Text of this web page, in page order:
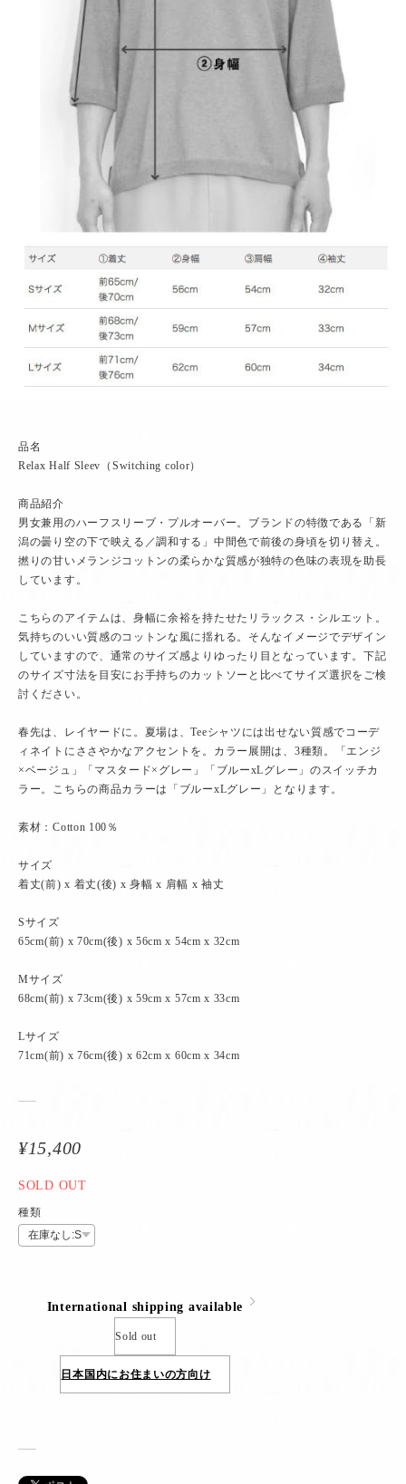
品名
Relax Half Sleev（Switching color）
商品紹介
男女兼用のハーフスリーブ・プルオーバー。ブランドの特徴である「新
潟の曇り空の下で映える／調和する」中間色で前後の身頃を切り替え。
撚りの甘いメランジコットンの柔らかな質感が独特の色味の表現を助長
しています。
こちらのアイテムは、身幅に余裕を持たせたリラックス・シルエット。
気持ちのいい質感のコットンな風に揺れる。そんなイメージでデザイン
していますので、通常のサイズ感よりゆったり目となっています。下記
のサイズ寸法を目安にお手持ちのカットソーと比べてサイズ選択をご検
討ください。
春先は、レイヤードに。夏場は、Teeシャツには出せない質感でコーデ
ィネイトにささやかなアクセントを。カラー展開は、3種類。「エンジ
×ベージュ」「マスタード×グレー」「ブルーxLグレー」のスイッチカ
ラー。こちらの商品カラーは「ブルーxLグレー」となります。
素材：Cotton 100％
サイズ
着丈(前) x 着丈(後) x 身幅 x 肩幅 x 袖丈
Sサイズ
65cm(前) x 70cm(後) x 56cm x 54cm x 32cm
Mサイズ
68cm(前) x 73cm(後) x 59cm x 57cm x 33cm
Lサイズ
71cm(前) x 76cm(後) x 62cm x 60cm x 34cm
¥15,400
SOLD OUT
種類
International shipping available
Sold out
日本国内にお住まいの方向け